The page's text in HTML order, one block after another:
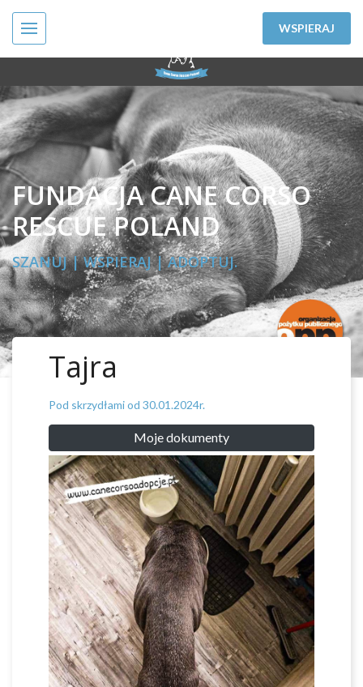
WSPIERAJ
FUNDACJA CANE CORSO
RESCUE POLAND
SZANUJ | WSPIERAJ | ADOPTUJ.
Tajra
Pod skrzydłami od 30.01.2024r.
Moje dokumenty